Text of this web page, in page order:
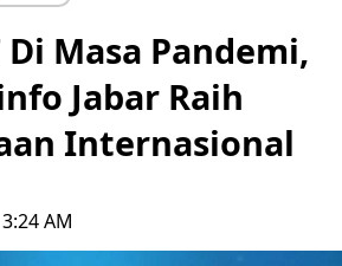
Masa Pandemi,
Jabar Raih
Internasional
AM